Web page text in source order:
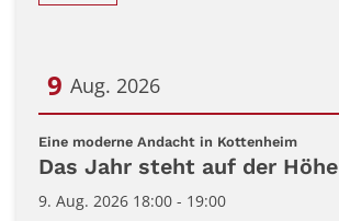
9 Aug. 2026
Datum: 9. August 2026
Eine moderne Andacht in Kottenheim:
Das Jahr steht auf der Höhe
9. Aug. 2026 18:00 - 19:00